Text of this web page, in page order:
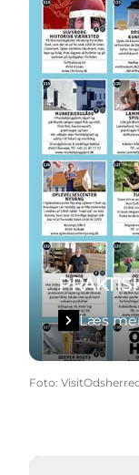
Læs
Foto:
Se videoen